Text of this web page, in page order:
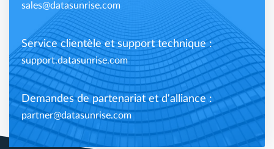
sales@datasunrise.com
Service clientèle et support technique :
support.datasunrise.com
Demandes de partenariat et d'alliance :
partner@datasunrise.com